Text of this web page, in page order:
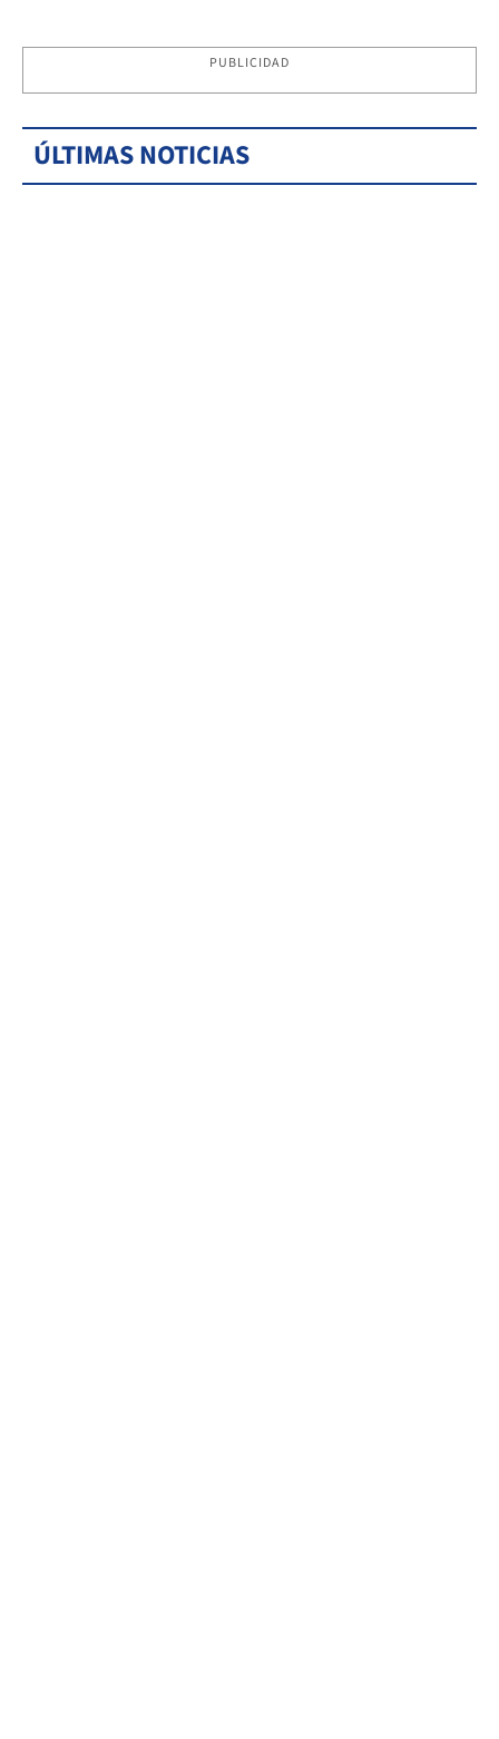
PUBLICIDAD
ÚLTIMAS NOTICIAS